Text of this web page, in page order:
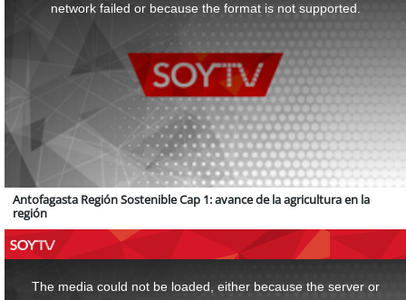
network failed or because the format is not supported.
Antofagasta Región Sostenible Cap 1: avance de la agricultura en la
región
The media could not be loaded, either because the server or